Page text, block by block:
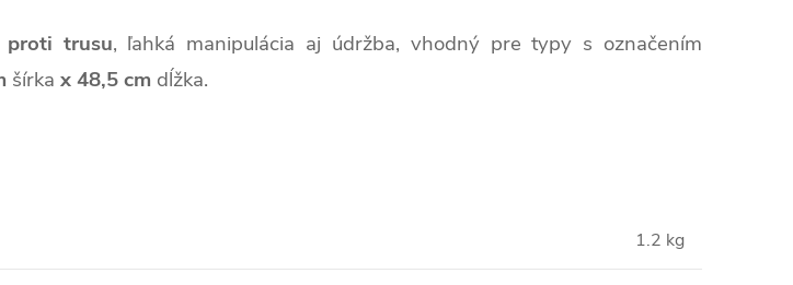
proti trusu, ľahká manipulácia aj údržba, vhodný pre typy s označením
šírka x 48,5 cm dĺžka.
1.2 kg